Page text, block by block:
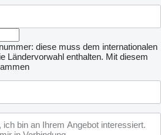
diese muss dem internationalen
Ländervorwahl enthalten. Mit diesem